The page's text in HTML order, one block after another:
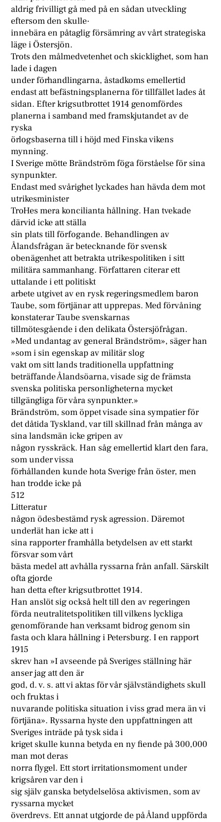
aldrig frivilligt gå med på en sådan utveckling
eftersom den skulle·
innebära en påtaglig försämring av vårt strategiska
läge i Östersjön.
Trots den målmedvetenhet och skicklighet, som han
lade i dagen
under förhandlingarna, åstadkoms emellertid
endast att befästningsplanerna för tillfället lades åt
sidan. Efter krigsutbrottet 1914 genomfördes
planerna i samband med framskjutandet av de
ryska
örlogsbaserna till i höjd med Finska vikens
mynning.
I Sverige mötte Brändström föga förståelse för sina
synpunkter.
Endast med svårighet lyckades han hävda dem mot
utrikesminister
TroHes mera koncilianta hållning. Han tvekade
därvid icke att ställa
sin plats till förfogande. Behandlingen av
Ålandsfrågan är betecknande för svensk
obenägenhet att betrakta utrikespolitiken i sitt
militära sammanhang. Författaren citerar ett
uttalande i ett politiskt
arbete utgivet av en rysk regeringsmedlem baron
Taube, som förtjänar att upprepas. Med förvåning
konstaterar Taube svenskarnas
tillmötesgående i den delikata Östersjöfrågan.
»Med undantag av general Brändström», säger han
»som i sin egenskap av militär slog
vakt om sitt lands traditionella uppfattning
beträffande Ålandsöarna, visade sig de främsta
svenska politiska personligheterna mycket
tillgängliga för våra synpunkter.»
Brändström, som öppet visade sina sympatier för
det dåtida Tyskland, var till skillnad från många av
sina landsmän icke gripen av
någon rysskräck. Han såg emellertid klart den fara,
som under vissa
förhållanden kunde hota Sverige från öster, men
han trodde icke på
512
Litteratur
någon ödesbestämd rysk agression. Däremot
underlät han icke att i
sina rapporter framhålla betydelsen av ett starkt
försvar som vårt
bästa medel att avhålla ryssarna från anfall. Särskilt
ofta gjorde
han detta efter krigsutbrottet 1914.
Han anslöt sig också helt till den av regeringen
förda neutralitetspolitiken till vilkens lyckliga
genomförande han verksamt bidrog genom sin
fasta och klara hållning i Petersburg. I en rapport
1915
skrev han »I avseende på Sveriges ställning här
anser jag att den är
god, d. v. s. att vi aktas för vår självständighets skull
och fruktas i
nuvarande politiska situation i viss grad mera än vi
förtjäna». Ryssarna hyste den uppfattningen att
Sveriges inträde på tysk sida i
kriget skulle kunna betyda en ny fiende på 300,000
man mot deras
norra flygel. Ett stort irritationsmoment under
krigsåren var den i
sig själv ganska betydelselösa aktivismen, som av
ryssarna mycket
överdrevs. Ett annat utgjorde de på Åland uppförda